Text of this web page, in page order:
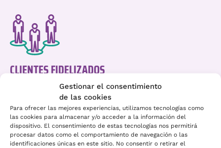
Gestionar el consentimiento
de las cookies
Para ofrecer las mejores experiencias, utilizamos tecnologías como
las cookies para almacenar y/o acceder a la información del
dispositivo. El consentimiento de estas tecnologías nos permitirá
procesar datos como el comportamiento de navegación o las
identificaciones únicas en este sitio. No consentir o retirar el
CLIENTES FIDELIZADOS
Que están a gusto en tu local en un ambiente muy